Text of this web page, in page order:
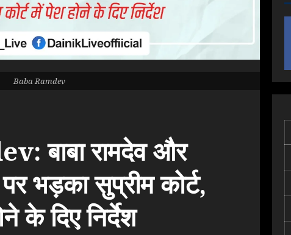
बाबा रामदेव और
भड़का सुप्रीम कोर्ट,
के दिए निर्देश
Baba Ramdev